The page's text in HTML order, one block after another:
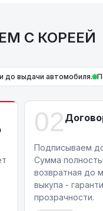
С КОРЕЕЙ
до выдачи автомобиля.
02
Подписываем
Сумма
возвратная до
выкупа -
прозрачности.